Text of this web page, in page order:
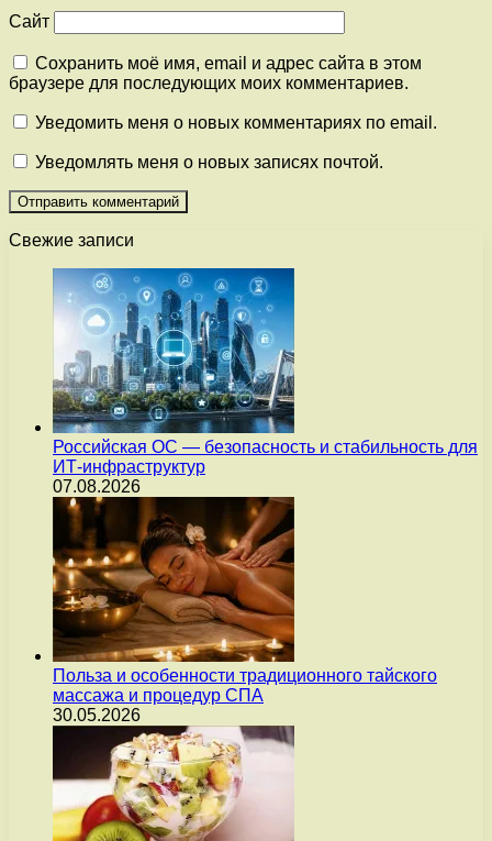
Сайт
Сохранить моё имя, email и адрес сайта в этом
браузере для последующих моих комментариев.
Уведомить меня о новых комментариях по email.
Уведомлять меня о новых записях почтой.
Свежие записи
Российская ОС — безопасность и стабильность для
ИТ-инфраструктур
07.08.2026
Польза и особенности традиционного тайского
массажа и процедур СПА
30.05.2026